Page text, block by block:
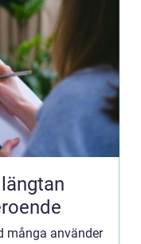
många använder